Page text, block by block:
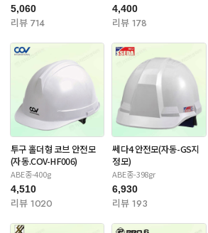
5,060
리뷰 714
4,400
리뷰 178
투구 홀더형 코브 안전모
(자동.COV-HF006)
ABE종-400g
4,510
리뷰 1020
쎄다4 안전모(자동-GS지
정모)
ABE종-398gr
6,930
리뷰 193